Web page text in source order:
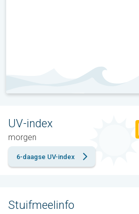
UV-index
morgen
6-daagse UV-index
Stuifmeelinfo